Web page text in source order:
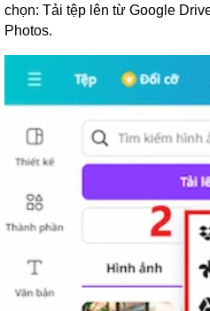
chọn: Tải tệp lên từ Google
Photos.